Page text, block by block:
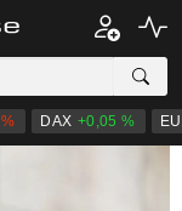
DAX +0,05 %